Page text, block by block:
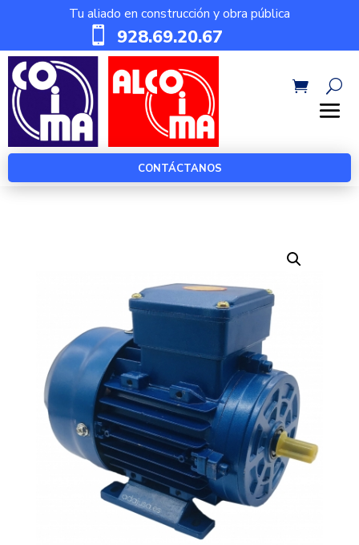
Tu aliado en construcción y obra pública
 928.69.20.67
CONTÁCTANOS